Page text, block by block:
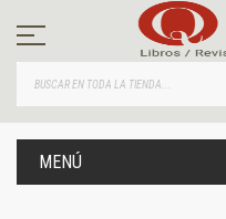
contenido
MENÚ